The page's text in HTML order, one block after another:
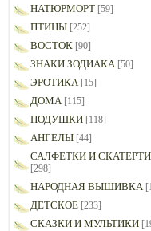
НАТЮРМОРТ [59]
ПТИЦЫ [252]
ВОСТОК [90]
ЗНАКИ ЗОДИАКА [50]
ЭРОТИКА [15]
ДОМА [115]
ПОДУШКИ [118]
АНГЕЛЫ [44]
САЛФЕТКИ И СКАТЕРТИ
[298]
НАРОДНАЯ ВЫШИВКА
ДЕТСКОЕ [233]
СКАЗКИ И МУЛЬТИКИ